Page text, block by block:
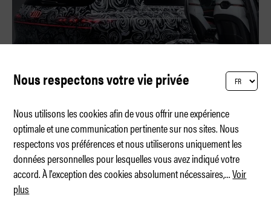
Audi Q9 – Un SUV haut de gamme
Nous respectons votre vie privée
Nous utilisons les cookies afin de vous offrir une expérience
optimale et une communication pertinente sur nos sites. Nous
respectons vos préférences et nous utiliserons uniquement les
données personnelles pour lesquelles vous avez indiqué votre
accord. À l'exception des cookies absolument nécessaires,...Voir
plus